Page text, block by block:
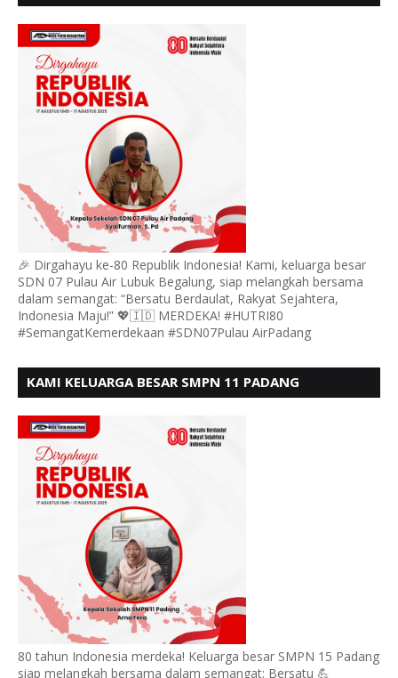
🎉 Dirgahayu ke-80 Republik Indonesia! Kami, keluarga besar
SDN 07 Pulau Air Lubuk Begalung, siap melangkah bersama
dalam semangat: “Bersatu Berdaulat, Rakyat Sejahtera,
Indonesia Maju!” 💖🇮🇩 MERDEKA! #HUTRI80
#SemangatKemerdekaan #SDN07Pulau AirPadang
KAMI KELUARGA BESAR SMPN 11 PADANG
BERDAULAT
80 tahun Indonesia merdeka! Keluarga besar SMPN 15 Padang
siap melangkah bersama dalam semangat: Bersatu 💪